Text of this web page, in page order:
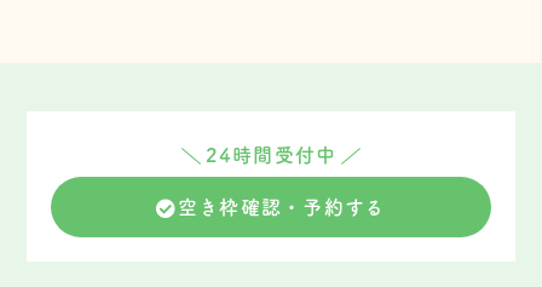
24時間受付中
空き枠確認・予約する